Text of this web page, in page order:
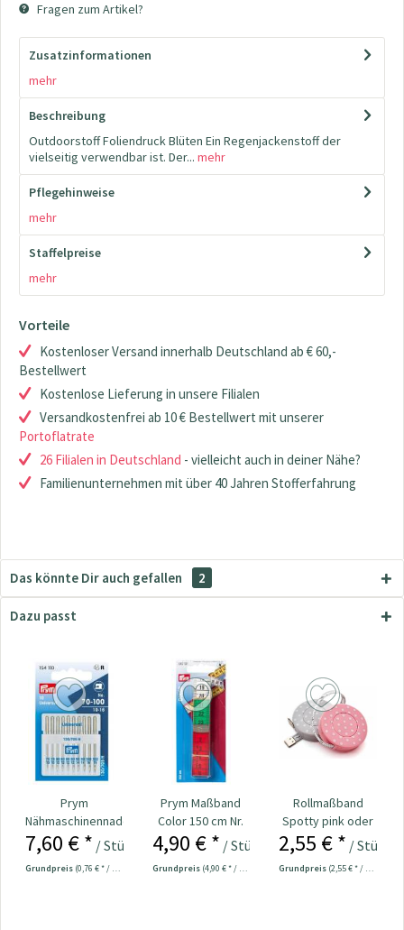
Fragen zum Artikel?
Zusatzinformationen
mehr
Beschreibung
Outdoorstoff Foliendruck Blüten Ein Regenjackenstoff der
vielseitig verwendbar ist. Der... mehr
Pflegehinweise
mehr
Staffelpreise
mehr
Vorteile
Kostenloser Versand innerhalb Deutschland ab € 60,-
Bestellwert
Kostenlose Lieferung in unsere Filialen
Versandkostenfrei ab 10 € Bestellwert mit unserer
Portoflatrate
26 Filialen in Deutschland - vielleicht auch in deiner Nähe?
Familienunternehmen mit über 40 Jahren Stofferfahrung
Das könnte Dir auch gefallen 2
Dazu passt
Prym
Nähmaschinennadeln
130/705
Universal...
7,60 € * / Stück
Grundpreis (0,76 € * / 1 Stück)
Prym Maßband
Color 150 cm Nr.
282121
4,90 € * / Stück
Grundpreis (4,90 € * / 1 Stück)
Rollmaßband
Spotty pink oder
grau Nr. 109708
2,55 € * / Stück
Grundpreis (2,55 € * / 1 Stück)